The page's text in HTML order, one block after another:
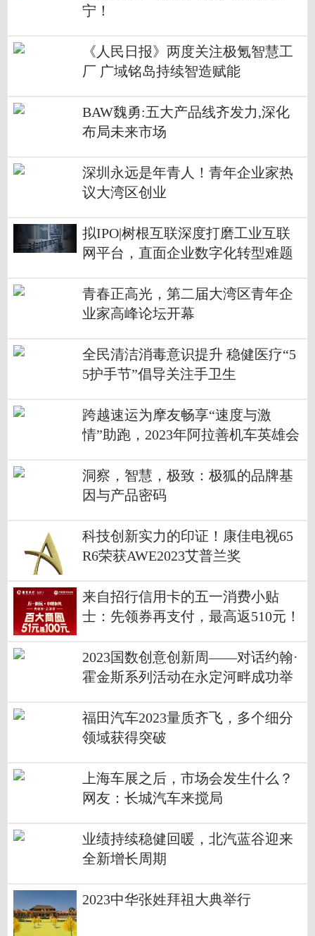
宁！
《人民日报》两度关注极氪智慧工
厂 广域铭岛持续智造赋能
BAW魏勇:五大产品线齐发力,深化
布局未来市场
深圳永远是年青人！青年企业家热
议大湾区创业
拟IPO|树根互联深度打磨工业互联
网平台，直面企业数字化转型难题
青春正高光，第二届大湾区青年企
业家高峰论坛开幕
全民清洁消毒意识提升 稳健医疗“5
5护手节”倡导关注手卫生
跨越速运为摩友畅享“速度与激
情”助跑，2023年阿拉善机车英雄会
洞察，智慧，极致：极狐的品牌基
因与产品密码
科技创新实力的印证！康佳电视65
R6荣获AWE2023艾普兰奖
来自招行信用卡的五一消费小贴
士：先领券再支付，最高返510元！
2023国数创意创新周——对话约翰·
霍金斯系列活动在永定河畔成功举
福田汽车2023量质齐飞，多个细分
领域获得突破
上海车展之后，市场会发生什么？
网友：长城汽车来搅局
业绩持续稳健回暖，北汽蓝谷迎来
全新增长周期
2023中华张姓拜祖大典举行